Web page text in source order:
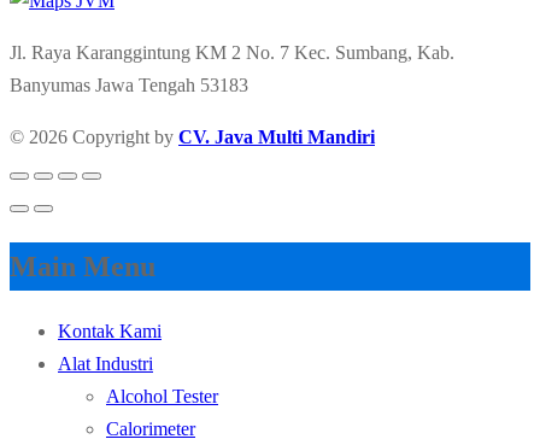
Jl. Raya Karanggintung KM 2 No. 7 Kec. Sumbang, Kab.
Banyumas Jawa Tengah 53183
© 2026 Copyright by CV. Java Multi Mandiri
Main Menu
Kontak Kami
Alat Industri
Alcohol Tester
Calorimeter